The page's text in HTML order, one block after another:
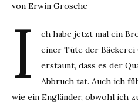
von Erwin Grosche
I
ch habe jetzt mal ein
einer Tüte der
erstaunt, dass es der
Abbruch tat. Auch ich
wie ein Engländer, obwohl ich